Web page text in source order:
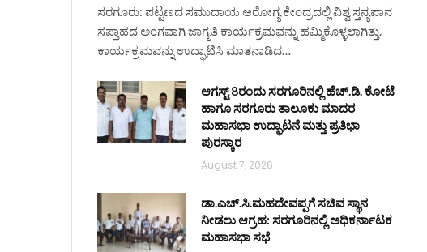
ಸರಗೂರು: ಪಟ್ಟಣದ ಸಮುದಾಯ ಆರೋಗ್ಯ ಕೇಂದ್ರದಲ್ಲಿ ವಿಶ್ವ ಸ್ತನ್ಯಪಾನ
ಸಪ್ತಾಹದ ಅಂಗವಾಗಿ ಜಾಗೃತಿ ಕಾರ್ಯಕ್ರಮವನ್ನು ಹಮ್ಮಿಕೊಳ್ಳಲಾಗಿತ್ತು.
ಕಾರ್ಯಕ್ರಮವನ್ನು ಉದ್ಘಾಟಿಸಿ ಮಾತನಾಡಿದ…
ಆಗಸ್ಟ್ 8ರಂದು ಸರಗೂರಿನಲ್ಲಿ ಹೆಚ್.ಡಿ. ಕೋಟೆ
ಹಾಗೂ ಸರಗೂರು ತಾಲೂಕು ಮಾದರ
ಮಹಾಸಭಾ ಉದ್ಘಾಟನೆ ಮತ್ತು ಪ್ರತಿಭಾ
ಪುರಸ್ಕಾರ
August 7, 2026
ಡಾ.ಎಚ್.ಸಿ.ಮಹದೇವಪ್ಪಗೆ ಸಚಿವ ಸ್ಥಾನ
ನೀಡಲು ಆಗ್ರಹ: ಸರಗೂರಿನಲ್ಲಿ ಅಧಿಕರ್ನಾಟಕ
ಮಹಾಸಭಾ ಸಭೆ